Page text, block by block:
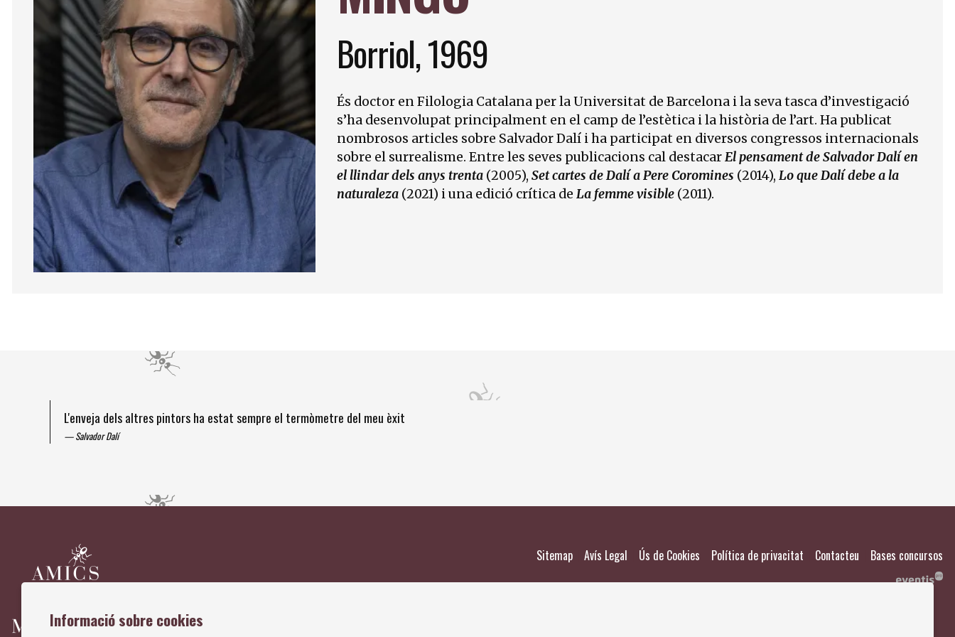
Borriol, 1969
És doctor en Filologia Catalana per la Universitat de Barcelona i la seva tasca d’investigació
s’ha desenvolupat principalment en el camp de l’estètica i la història de l’art. Ha publicat
nombrosos articles sobre Salvador Dalí i ha participat en diversos congressos internacionals
sobre el surrealisme. Entre les seves publicacions cal destacarEl pensament de Salvador Dalí en
el llindar dels anys trenta (2005), Set cartes de Dalí a Pere Coromines (2014), Lo que Dalí debe a la
naturaleza (2021) i una edició crítica de La femme visible (2011).
L'enveja dels altres pintors ha estat sempre el termòmetre del meu èxit
Salvador Dalí
Sitemap Avís Legal Ús de Cookies Política de privacitat Contacteu Bases concursos
Informació sobre cookies